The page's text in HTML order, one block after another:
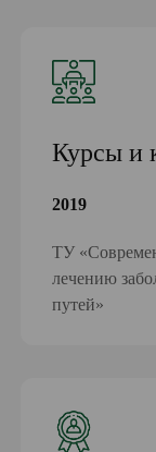
Курсы и
2019
ТУ
лечению
путей»